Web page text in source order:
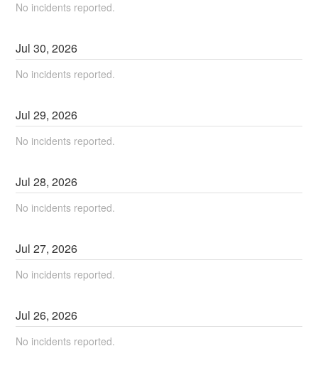
No incidents reported.
Jul30,2026
No incidents reported.
Jul29,2026
No incidents reported.
Jul28,2026
No incidents reported.
Jul27,2026
No incidents reported.
Jul26,2026
No incidents reported.